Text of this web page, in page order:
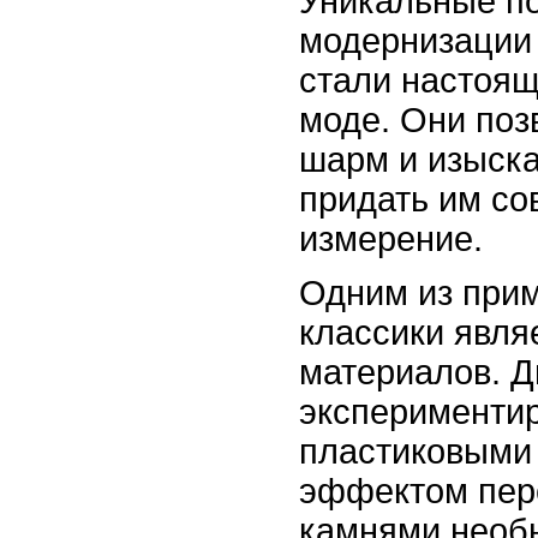
модернизации
стали
моде. Они
шарм и
придать им
измерение.
Одним из
классики
материалов.
эффектом